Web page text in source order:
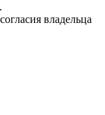
владельца